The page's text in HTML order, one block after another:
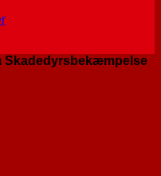
Skadedyrsbekæmpelse